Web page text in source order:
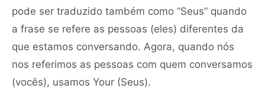
pode ser traduzido também como “Seus” quando
a frase se refere as pessoas (eles) diferentes da
que estamos conversando. Agora, quando nós
nos referimos as pessoas com quem conversamos
(vocês), usamos Your (Seus).